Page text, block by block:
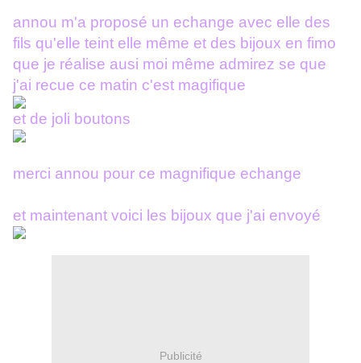
annou m'a proposé un echange avec elle des
fils qu'elle teint elle même et des bijoux en fimo
que je réalise ausi moi même admirez se que
j'ai recue ce matin c'est magifique
et de joli boutons
merci annou pour ce magnifique echange
et maintenant voici les bijoux que j'ai envoyé
Publicité